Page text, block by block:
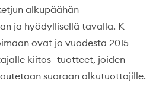
alkupäähän
ja hyödyllisellä tavalla. K-
ovat jo vuodesta 2015
kiitos -tuotteet, joiden
suoraan alkutuottajille.